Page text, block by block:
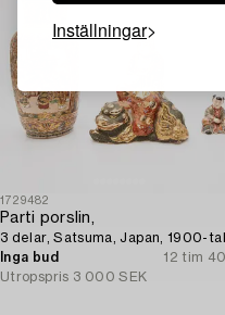
Inställningar
1729482
Parti porslin,
3 delar, Satsuma, Japan, 1900-tal.
Inga bud
12 tim
Utropspris 3 000 SEK